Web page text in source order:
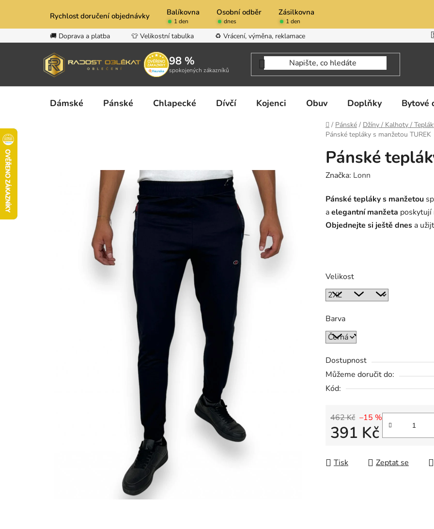
obsah
Rychlost doručení objednávky Balíkovna Osobní odběr Zásilkovna
1 den dnes 1 den
🚚 Doprava a platba 👕 Velikostní tabulka ♻️ Vrácení, výměna, reklamace
98 %
spokojených zákazníků
Dámské Pánské Chlapecké Dívčí Kojenci Obuv Doplňky Bytové
Domů
/ Pánské / Džíny / Kalhoty /
Pánské tepláky s manžetou TUREK
Pánské
Značka: Lonn
Pánské tepláky s manžetou
aelegantní manžeta poskytují
Objednejte si ještě dnes a
Velikost
Barva
Dostupnost
Můžeme doručit do:
Kód:
462 Kč –15 %
391 Kč
Tisk Zeptat se